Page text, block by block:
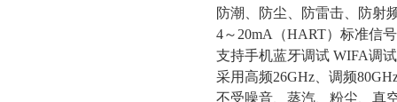
防潮、防尘、防雷击、防射
4～20mA（HART）标准信
支持手机蓝牙调试 WIFA调试
采用高频26GHz、调频
不受噪音、蒸汽、粉尘、真